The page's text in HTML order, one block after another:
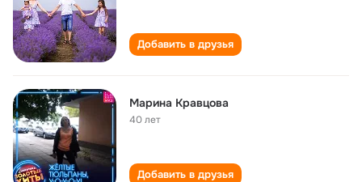
Добавить в друзья
Марина Кравцова
40 лет
Добавить в друзья